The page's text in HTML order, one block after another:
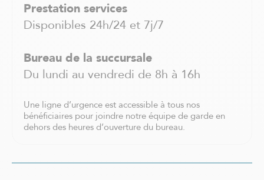
Sainte-Agathe-des-Monts
Sainte-Anne-de Bellevue
Shawinigan
Sherbrooke
Terrebonne
Trois-Rivières
Val-David
Prestation services
Disponibles 24h/24 et 7j/7
Bureau de la succursale
Du lundi au vendredi de 8h à 16h
Une ligne d’urgence est accessible à tous nos
bénéficiaires pour joindre notre équipe de garde en
dehors des heures d’ouverture du bureau.